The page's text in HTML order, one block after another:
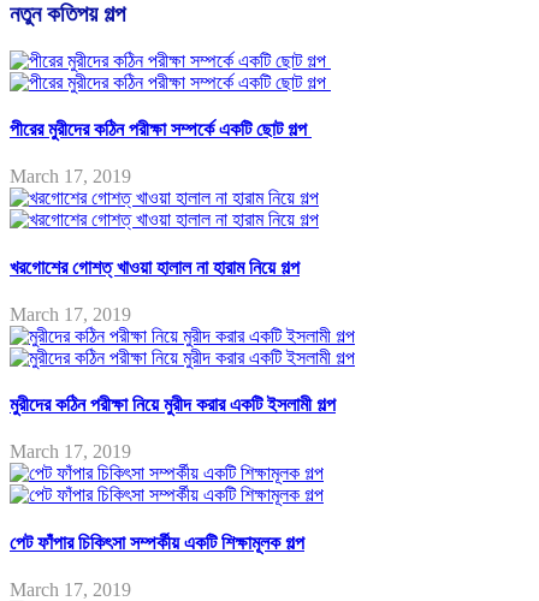
নতুন কতিপয় গল্প
পীরের মুরীদের কঠিন পরীক্ষা সম্পর্কে একটি ছোট গল্প
March 17, 2019
খরগোশের গোশত্ খাওয়া হালাল না হারাম নিয়ে গল্প
March 17, 2019
মুরীদের কঠিন পরীক্ষা নিয়ে মুরীদ করার একটি ইসলামী গল্প
March 17, 2019
পেট ফাঁপার চিকিৎসা সম্পর্কীয় একটি শিক্ষামূলক গল্প
March 17, 2019